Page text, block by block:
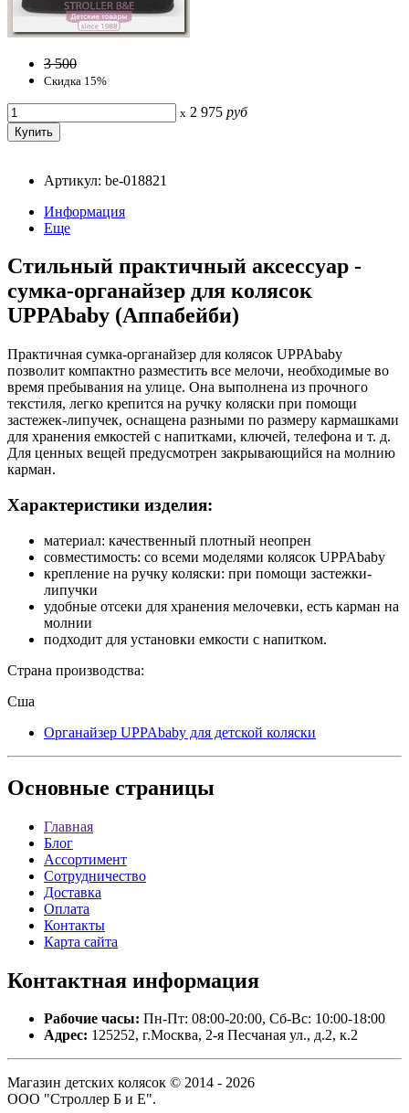
3 500
Скидка 15%
x 2 975 руб
Артикул: be-018821
Информация
Еще
Стильный практичный аксессуар -
сумка-органайзер для колясок
UPPAbaby (Аппабейби)
Практичная сумка-органайзер для колясок UPPAbaby
позволит компактно разместить все мелочи, необходимые во
время пребывания на улице. Она выполнена из прочного
текстиля, легко крепится на ручку коляски при помощи
застежек-липучек, оснащена разными по размеру кармашками
для хранения емкостей с напитками, ключей, телефона и т. д.
Для ценных вещей предусмотрен закрывающийся на молнию
карман.
Характеристики изделия:
материал: качественный плотный неопрен
совместимость: со всеми моделями колясок UPPAbaby
крепление на ручку коляски: при помощи застежки-
липучки
удобные отсеки для хранения мелочевки, есть карман на
молнии
подходит для установки емкости с напитком.
Страна производства:
Сша
Органайзер UPPAbaby для детской коляски
Основные страницы
Главная
Блог
Ассортимент
Сотрудничество
Доставка
Оплата
Контакты
Карта сайта
Контактная информация
Рабочие часы: Пн-Пт: 08:00-20:00, Сб-Вс: 10:00-18:00
Адрес: 125252, г.Москва, 2-я Песчаная ул., д.2, к.2
Магазин детских колясок © 2014 - 2026
ООО "Строллер Б и Е".